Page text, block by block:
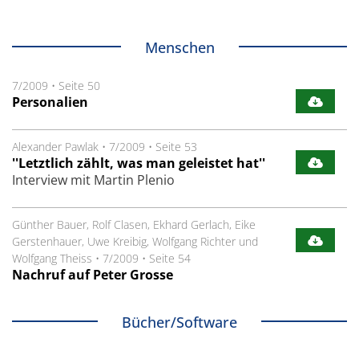
Menschen
7/2009 • Seite 50
Personalien
Alexander Pawlak • 7/2009 • Seite 53
''Letztlich zählt, was man geleistet hat''
Interview mit Martin Plenio
Günther Bauer, Rolf Clasen, Ekhard Gerlach, Eike
Gerstenhauer, Uwe Kreibig, Wolfgang Richter und
Wolfgang Theiss • 7/2009 • Seite 54
Nachruf auf Peter Grosse
Bücher/Software